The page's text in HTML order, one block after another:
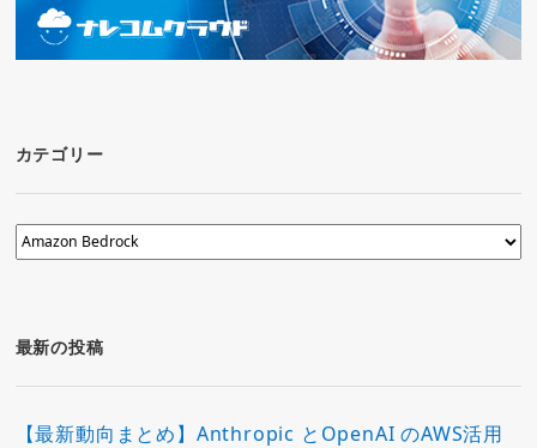
カテゴリー
カ
テ
ー
最新の投稿
【最新動向まとめ】Anthropic とOpenAI のAWS活用